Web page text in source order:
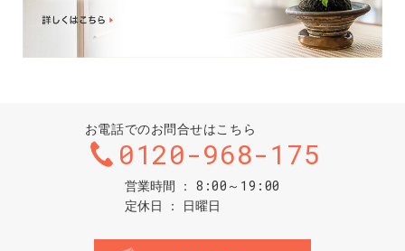
お電話でのお問合せはこちら
0120-968-175
営業時間 8:00～19:00
定休日 日曜日